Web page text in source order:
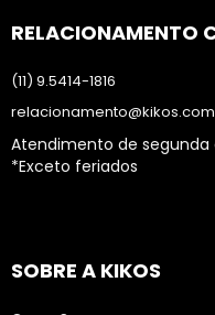
RELACIONAMENTO
(11) 9.5414-1816
Atendimento de segunda
*Exceto feriados
SOBRE A KIKOS